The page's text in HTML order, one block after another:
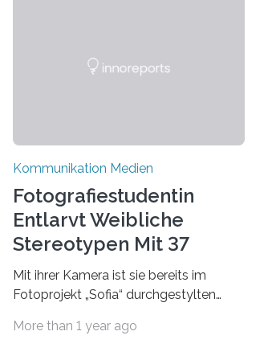
Kommunikation Medien
Fotografiestudentin
Entlarvt Weibliche
Stereotypen Mit 37
Selbstporträts
Mit ihrer Kamera ist sie bereits im
Fotoprojekt „Sofia“ durchgestylten
gerückt. Jetzt hat Karla Schradi in ihrer
More than 1 year ago